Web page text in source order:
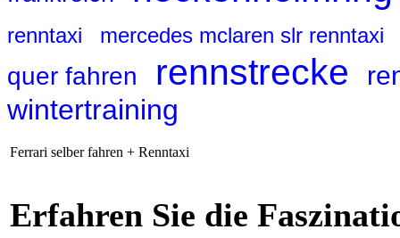
renntaxi mercedes mclaren slr renntaxi
quer fahren rennstrecke
wintertraining
Ferrari selber fahren + Renntaxi
Erfahren Sie die